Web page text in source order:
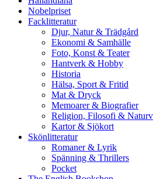
Nobelpriset
Facklitteratur
Djur, Natur & Trädgård
Ekonomi & Samhälle
Foto, Konst & Teater
Hantverk & Hobby
Historia
Hälsa, Sport & Fritid
Mat & Dryck
Memoarer & Biografier
Religion, Filosofi &
Kartor & Sjökort
Skönlitteratur
Romaner & Lyrik
Spänning & Thrillers
Pocket